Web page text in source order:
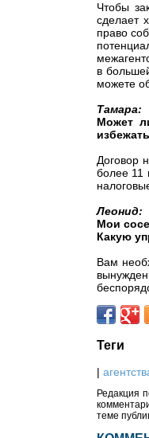
Чтобы
сделает
право
в
можете
Тамара:
Может
Договор
более 11
Леонид:
Мои
Какую
Вам
Теги
|
Редакция
теме